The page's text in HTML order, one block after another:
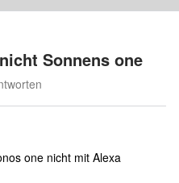
Sonnens one
one nicht mit Alexa